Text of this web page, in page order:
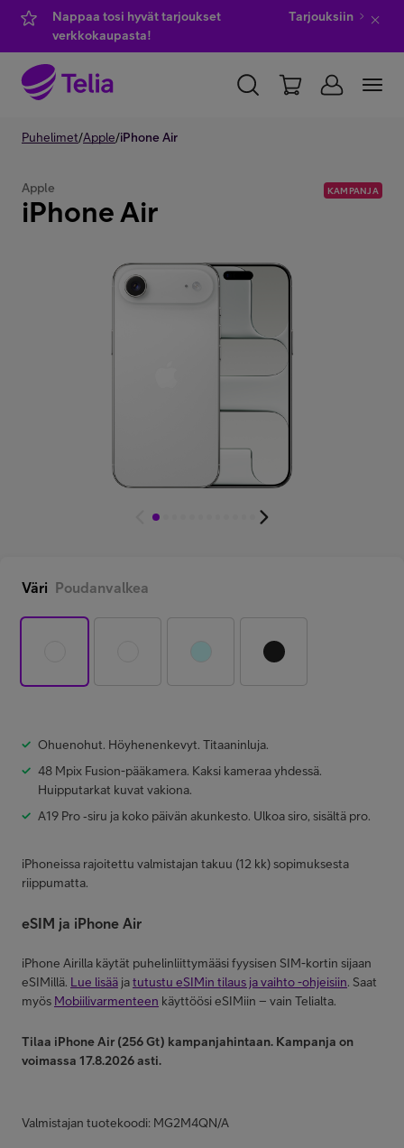
Nappaa tosi hyvät tarjoukset
verkkokaupasta!
Tarjouksiin
YKSITYISILLE YRITYKSILLE
Puhelimet/Apple/iPhone Air
KAMPANJA
Apple
iPhone Air
Väri Poudanvalkea
Ohuenohut. Höyhenenkevyt. Titaaninluja.
48 Mpix Fusion-pääkamera. Kaksi kameraa yhdessä.
Huipputarkat kuvat vakiona.
A19 Pro ‑siru ja koko päivän akunkesto. Ulkoa siro, sisältä pro.
iPhoneissa rajoitettu valmistajan takuu (12 kk) sopimuksesta
riippumatta.
eSIM ja iPhone Air
iPhone Airilla käytät puhelinliittymääsi fyysisen SIM-kortin sijaan
eSIMillä. Lue lisää jatutustu eSIMin tilaus ja vaihto -ohjeisiin. Saat
myös Mobiilivarmenteen käyttöösi eSIMiin – vain Telialta.
Tilaa iPhone Air (256 Gt) kampanjahintaan. Kampanja on
voimassa 17.8.2026 asti.
Valmistajan tuotekoodi: MG2M4QN/A